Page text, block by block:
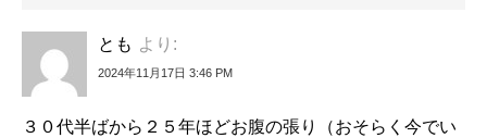
とも より:
2024年11月17日 3:46 PM
３０代半ばから２５年ほどお腹の張り（おそらく今でい